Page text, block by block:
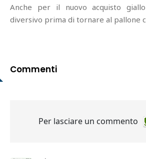
Anche per il nuovo acquisto
diversivo prima di tornare al pallone
Commenti